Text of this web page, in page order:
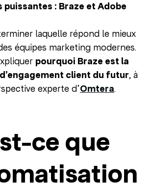
: Braze et Adobe
laquelle répond le mieux
équipes marketing modernes.
pourquoi Braze est la
client du futur, à
experte d’Omtera.
ce que